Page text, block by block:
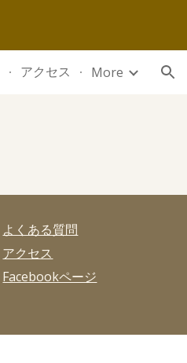
アクセス More
よくある質問
アクセス
Facebookページ